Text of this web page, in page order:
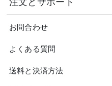
お問合わせ
よくある質問
送料と決済方法